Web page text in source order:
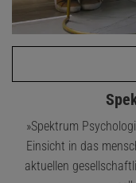
»Spektrum
Einsicht in das
aktuellen